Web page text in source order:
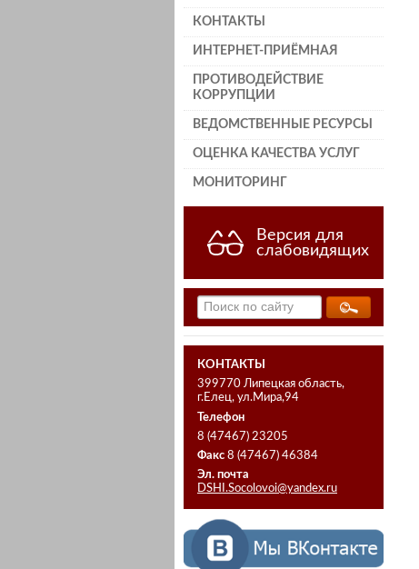
КОНТАКТЫ
ИНТЕРНЕТ-ПРИЁМНАЯ
ПРОТИВОДЕЙСТВИЕ
КОРРУПЦИИ
ВЕДОМСТВЕННЫЕ РЕСУРСЫ
ОЦЕНКА КАЧЕСТВА УСЛУГ
МОНИТОРИНГ
Версия для
слабовидящих
КОНТАКТЫ
399770 Липецкая область,
г.Елец, ул.Мира,94
Телефон
8 (47467) 23205
Факс 8 (47467) 46384
Эл. почта
DSHI.Socolovoi@yandex.ru